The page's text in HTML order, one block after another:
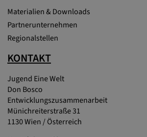
Materialien & Downloads
Partnerunternehmen
Regionalstellen
KONTAKT
Jugend Eine Welt
Don Bosco
Entwicklungszusammenarbeit
Münichreiterstraße 31
1130 Wien / Österreich